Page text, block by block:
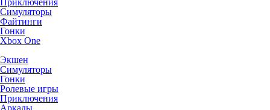
Приключения
Симуляторы
Файтинги
Гонки
Xbox One
Экшен
Симуляторы
Гонки
Ролевые игры
Приключения
Аркады